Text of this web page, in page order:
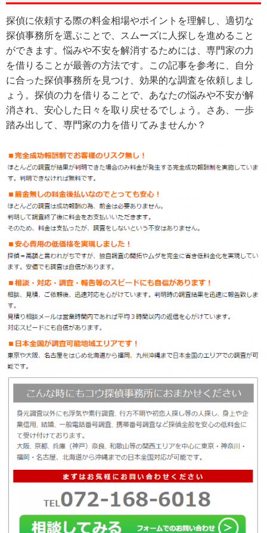
探偵に依頼する際の料金相場やポイントを理解し、適切な
探偵事務所を選ぶことで、スムーズに人探しを進めること
ができます。悩みや不安を解消するためには、専門家の力
を借りることが最善の方法です。この記事を参考に、自分
に合った探偵事務所を見つけ、効果的な調査を依頼しまし
ょう。探偵の力を借りることで、あなたの悩みや不安が解
消され、安心した日々を取り戻せるでしょう。さあ、一歩
踏み出して、専門家の力を借りてみませんか？